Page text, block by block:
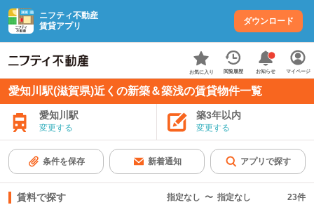
ニフティ不動産
賃貸アプリ
ダウンロード
お気に入り 閲覧履歴 お知らせ マイページ
愛知川駅(滋賀県)近くの新築＆築浅の賃貸物件一覧
愛知川駅
変更する
築3年以内
変更する
条件を保存 新着通知 アプリで探す
賃料で探す 指定なし 〜 指定なし 23件